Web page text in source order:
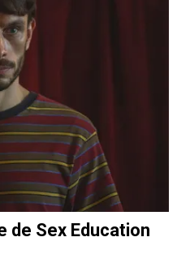
de Sex Education